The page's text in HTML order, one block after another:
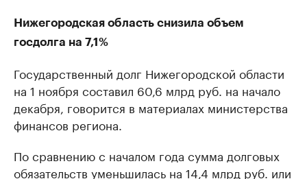
Нижегородская область снизила объем
госдолга на 7,1%
Государственный долг Нижегородской области
на 1 ноября составил 60,6 млрд руб. на начало
декабря, говорится в материалах министерства
финансов региона.
По сравнению с началом года сумма долговых
обязательств уменьшилась на 14,4 млрд руб. или